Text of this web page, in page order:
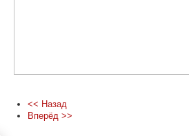
<< Назад
Вперёд >>